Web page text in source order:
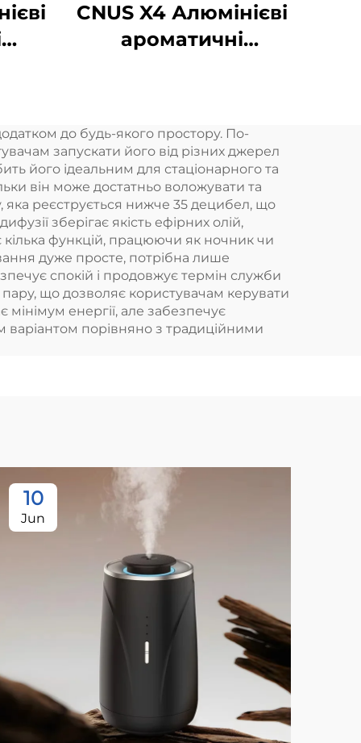
CNUS X4 Алюмінієві
ароматичні
ароматичних
олійних дифузорів
Безводні
атомізатори
до будь-якого простору. По-
запускати його від різних джерел
його ідеальним для стаціонарного та
він може достатньо воложувати та
яка реєструється нижче 35 децибел, що
зберігає якість ефірних олій,
функцій, працюючи як ночник чи
дуже просте, потрібна лише
спокій і продовжує термін служби
що дозволяє користувачам керувати
енергії, але забезпечує
варіантом порівняно з традиційними
10
Jun